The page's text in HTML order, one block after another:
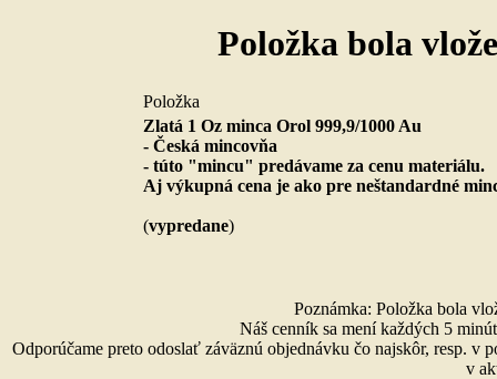
Položka bola
Položka
Zlatá 1 Oz minca Orol 999,9/1000 Au
- Česká mincovňa
- túto "mincu" predávame za cenu materiálu.
Aj výkupná cena je ako pre neštandardné
(vypredane)
Poznámka: Položka bola
Náš cenník sa mení každých 5
Odporúčame preto odoslať záväznú objednávku čo najskôr, resp. v
v